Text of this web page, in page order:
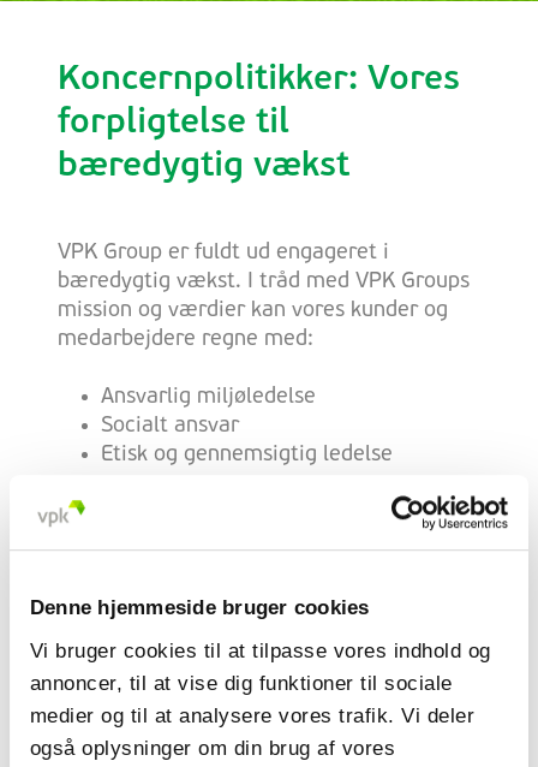
Denne hjemmeside bruger cookies
Vi bruger cookies til at tilpasse vores indhold og
annoncer, til at vise dig funktioner til sociale
medier og til at analysere vores trafik. Vi deler
også oplysninger om din brug af vores
Koncernpolitikker: Vores
forpligtelse til
bæredygtig vækst
VPK Group er fuldt ud engageret i
bæredygtig vækst. I tråd med VPK Groups
mission og værdier kan vores kunder og
medarbejdere regne med:
Ansvarlig miljøledelse
Socialt ansvar
Etisk og gennemsigtig ledelse
Vores tilgang
Fra reduktion af CO2-emissioner og
mangfoldighed, lighed og inklusion
stræber vi efter at have en positiv
indvirkning på alle aspekter af vores drift.